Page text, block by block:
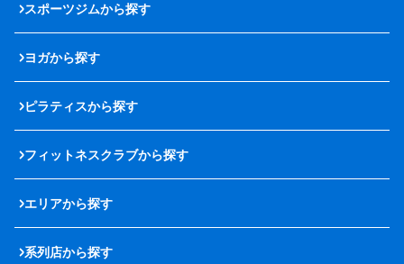
スポーツジムから探す
ヨガから探す
ピラティスから探す
フィットネスクラブから探す
エリアから探す
系列店から探す